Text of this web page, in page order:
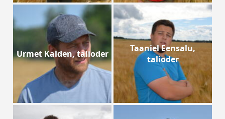
Urmet Kalden, talioder
Taaniel Eensalu,
talioder